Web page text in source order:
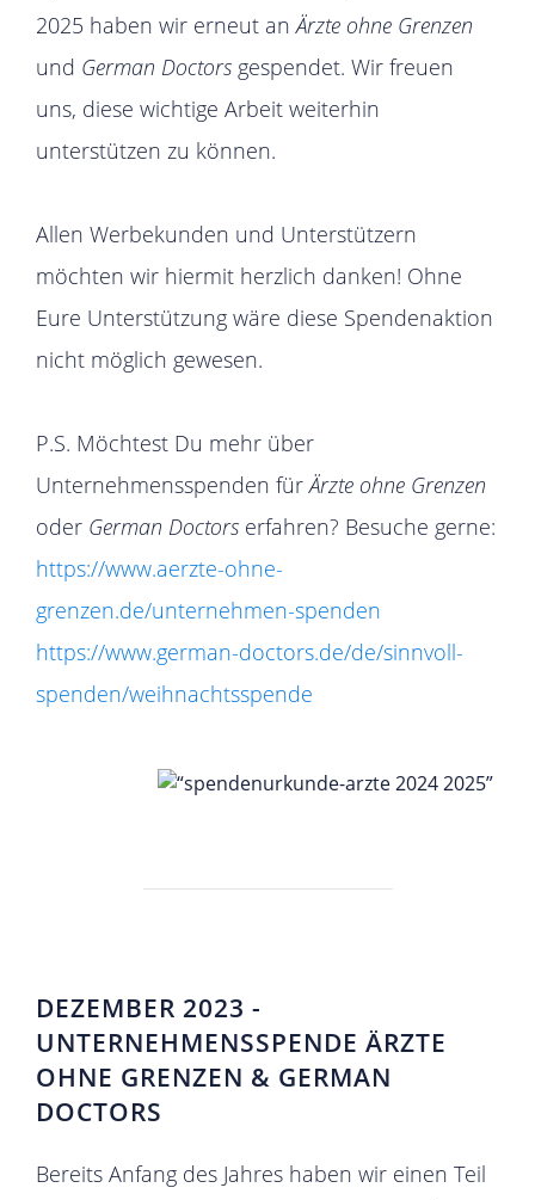
2025 haben wir erneut anÄrzte ohne Grenzen
und German Doctors gespendet. Wir freuen
uns, diese wichtige Arbeit weiterhin
unterstützen zu können.
Allen Werbekunden und Unterstützern
möchten wir hiermit herzlich danken! Ohne
Eure Unterstützung wäre diese Spendenaktion
nicht möglich gewesen.
P.S. Möchtest Du mehr über
Unternehmensspenden fürÄrzte ohne Grenzen
oder German Doctors erfahren? Besuche gerne:
https://www.aerzte-ohne-
grenzen.de/unternehmen-spenden
https://www.german-doctors.de/de/sinnvoll-
spenden/weihnachtsspende
DEZEMBER 2023 -
UNTERNEHMENSSPENDE ÄRZTE
OHNE GRENZEN & GERMAN
DOCTORS
Bereits Anfang des Jahres haben wir einen Teil